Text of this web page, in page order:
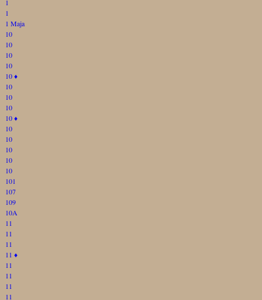
1
1
1 Maja
10
10
10
10
10♦
10
10
10
10♦
10
10
10
10
10
101
107
109
10A
11
11
11
11 ♦
11
11
11
11